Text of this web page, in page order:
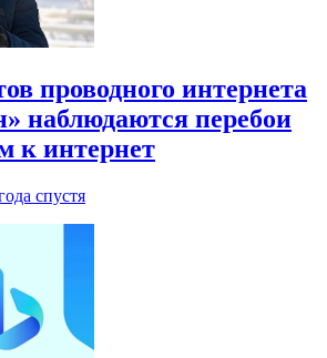
проводного интернета
наблюдаются перебои
к интернет
спустя